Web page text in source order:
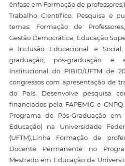
ênfase em Formação de
Trabalho Científico. Pesquisa e
temas: Formação de
Gestão Democrática; Educação
e Inclusão Educacional e
graduação, pós-graduação e
Institucional do PIBID/UFTM de
congressos com apresentação de
do País. Desenvolve pesquisa
financiados pela FAPEMIG e
Programa de Pós-Graduação em
Educação) na Universidade
(UFTM),Linha Formação de
Docente Permanente no
Mestrado em Educação da